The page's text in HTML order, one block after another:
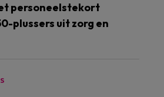
personeelstekort
plussers uit zorg en